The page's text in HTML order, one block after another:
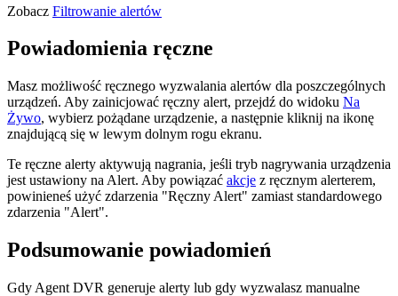
Zobacz Filtrowanie alertów
Powiadomienia ręczne
Masz możliwość ręcznego wyzwalania alertów dla poszczególnych
urządzeń. Aby zainicjować ręczny alert, przejdź do widoku Na
Żywo, wybierz pożądane urządzenie, a następnie kliknij na ikonę
znajdującą się w lewym dolnym rogu ekranu.
Te ręczne alerty aktywują nagrania, jeśli tryb nagrywania urządzenia
jest ustawiony na Alert. Aby powiązać akcje z ręcznym alerterem,
powinieneś użyć zdarzenia "Ręczny Alert" zamiast standardowego
zdarzenia "Alert".
Podsumowanie powiadomień
Gdy Agent DVR generuje alerty lub gdy wyzwalasz manualne